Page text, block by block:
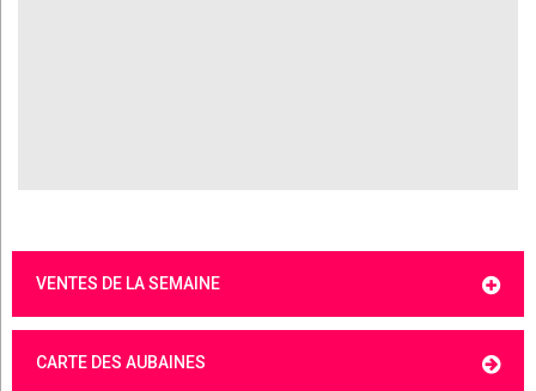
VENTES DE LA SEMAINE
CARTE DES AUBAINES